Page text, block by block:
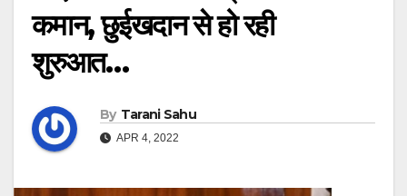
कमान, छुईखदान से हो रही
शुरुआत…
By Tarani Sahu
APR 4, 2022